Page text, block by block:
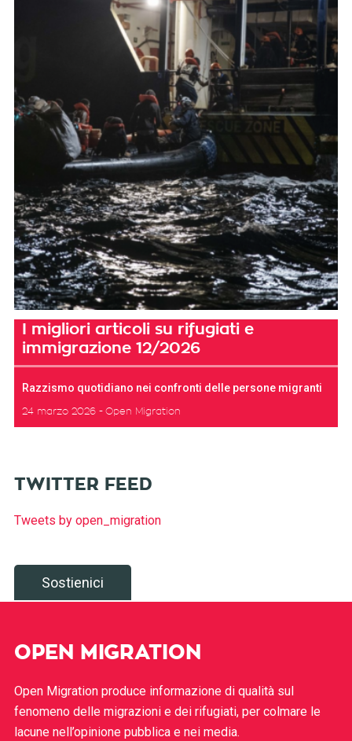
I migliori articoli su rifugiati e
immigrazione 12/2026
Razzismo quotidiano nei confronti delle persone migranti
24 marzo 2026 Open Migration
TWITTER FEED
Tweets by open_migration
Sostienici
OPEN MIGRATION
Open Migration produce informazione di qualità sul
fenomeno delle migrazioni e dei rifugiati, per colmare le
lacune nell’opinione pubblica e nei media.